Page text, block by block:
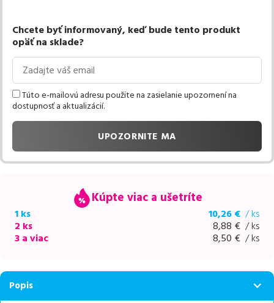
Chcete byť informovaný, keď bude tento produkt
opäť na sklade?
UPOZORNITE MA
Túto e-mailovú adresu použite na zasielanie upozornení na
dostupnosť a aktualizácií.
Kúpte viac a ušetríte
1 ks 10,26 € / ks
2 ks
8,88 € / ks
3 a viac
8,50 € / ks
Popis